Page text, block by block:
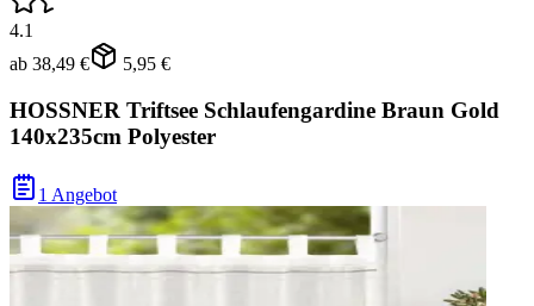
4.1
ab 38,49 € 5,95 €
HOSSNER Triftsee Schlaufengardine Braun Gold
140x235cm Polyester
1 Angebot